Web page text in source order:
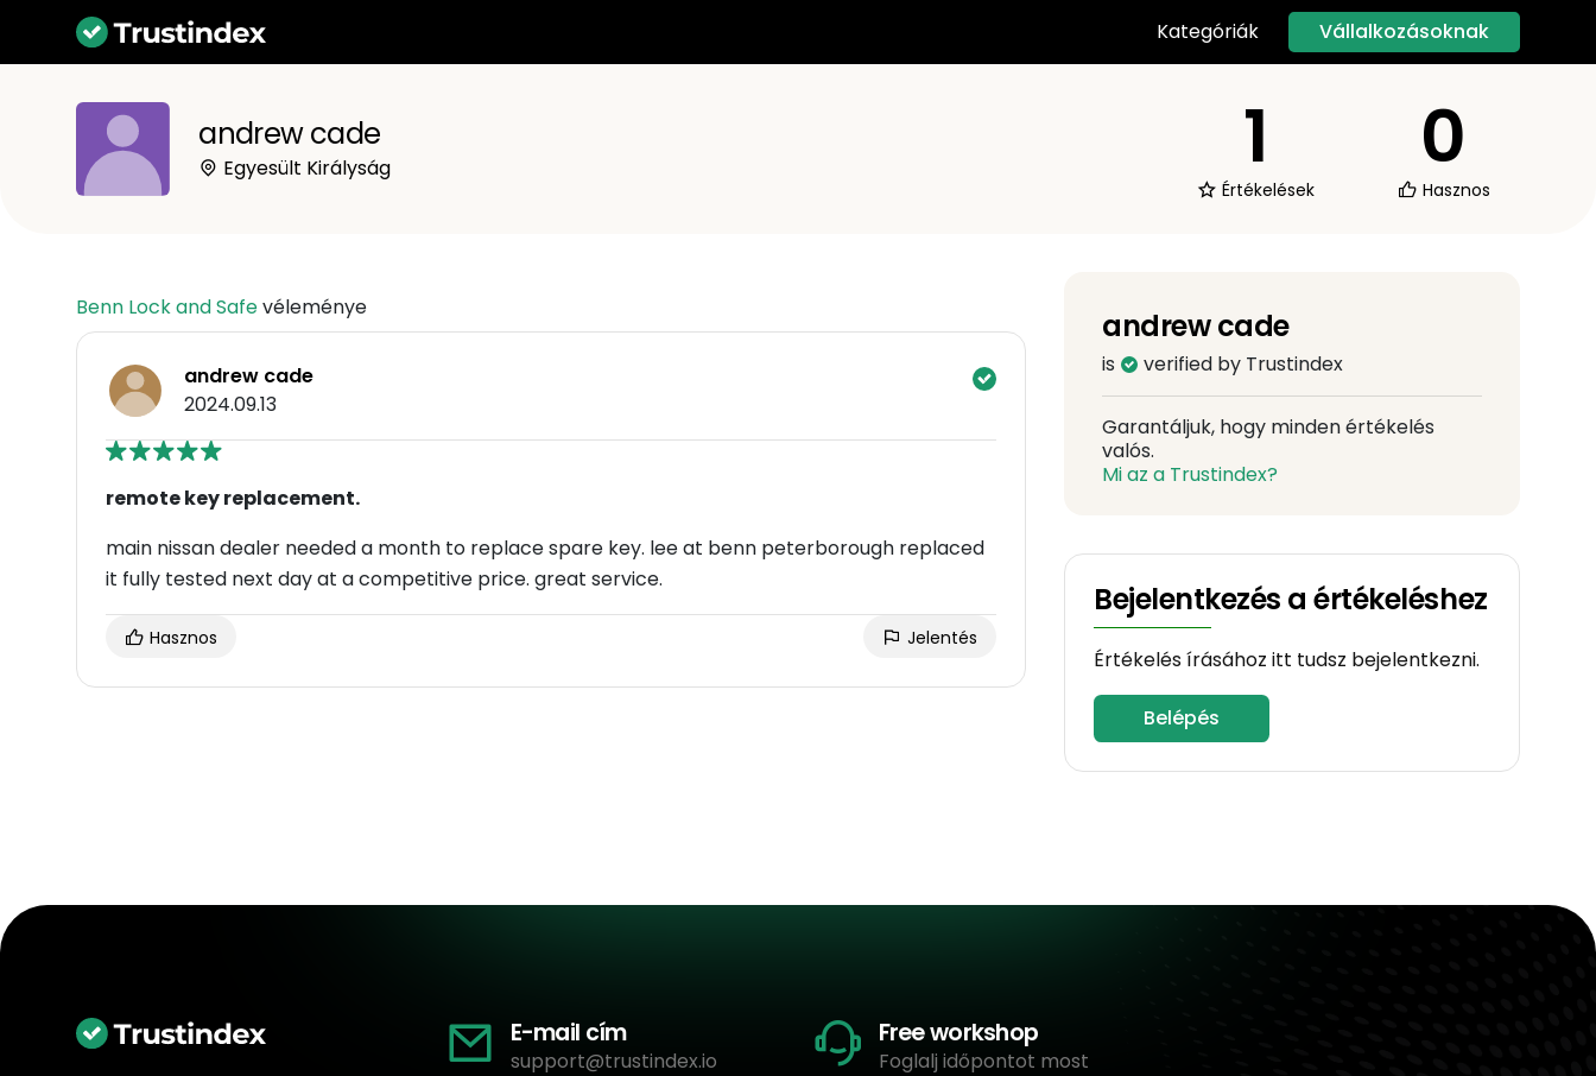
Kategóriák Vállalkozásoknak
andrew cade
Egyesült Királyság 1
Értékelések
0
Hasznos
Benn Lock and Safevéleménye
andrew cade
2024.09.13
remote key replacement.
main nissan dealer needed a month to replace spare key. lee at benn peterborough replaced
it fully tested next day at a competitive price. great service.
Hasznos Jelentés
andrew cade
is verified by Trustindex
Garantáljuk, hogy minden értékelés
valós.
Mi az a Trustindex?
Bejelentkezés a értékeléshez
Értékelés írásához itt tudsz bejelentkezni.
Belépés
E-mail cím
support@trustindex.io
Free workshop
Foglalj időpontot most